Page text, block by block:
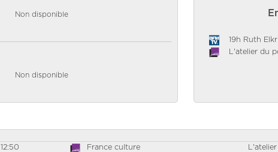
Non disponible
Non disponible
19h Ruth
L'atelier du
12:50 France culture